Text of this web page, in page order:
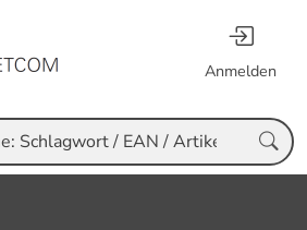
Anmelden